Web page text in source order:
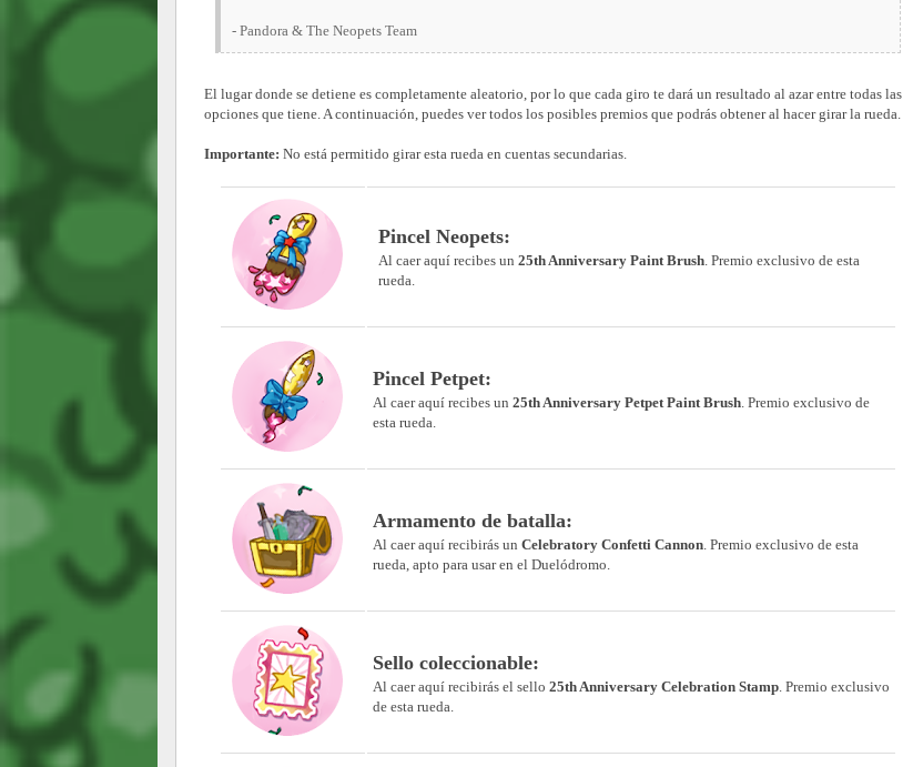
- Pandora & The Neopets Team
El lugar donde se detiene es completamente aleatorio, por lo que cada giro te dará un resultado al azar entre todas las
opciones que tiene. A continuación, puedes ver todos los posibles premios que podrás obtener al hacer girar la rueda.
Importante: No está permitido girar esta rueda en cuentas secundarias.
Pincel Neopets:
Al caer aquí recibes un25th Anniversary Paint Brush. Premio exclusivo de esta
rueda.
Pincel Petpet:
Al caer aquí recibes un25th Anniversary Petpet Paint Brush. Premio exclusivo de
esta rueda.
Armamento de batalla:
Al caer aquí recibirás unCelebratory Confetti Cannon. Premio exclusivo de esta
rueda, apto para usar en el Duelódromo.
Sello coleccionable:
Al caer aquí recibirás el sello25th Anniversary Celebration Stamp. Premio exclusivo
de esta rueda.